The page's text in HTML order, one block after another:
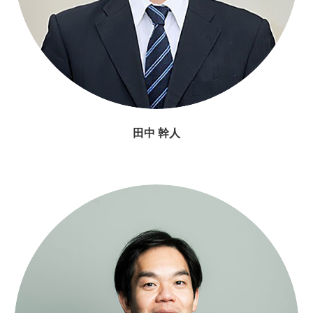
田中 幹人